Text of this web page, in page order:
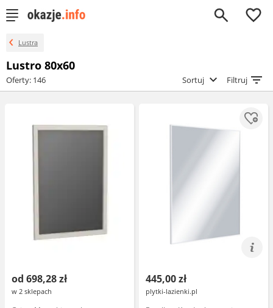
0
Lustra
Lustro 80x60
Oferty: 146 Sortuj Filtruj
od 698,28 zł
w 2 sklepach
445,00 zł
plytki-lazienki.pl